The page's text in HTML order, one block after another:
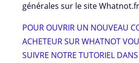
générales sur le site
POUR OUVRIR UN NOUVEAU
ACHETEUR SUR WHATNOT
SUIVRE NOTRE TUTORIEL DANS